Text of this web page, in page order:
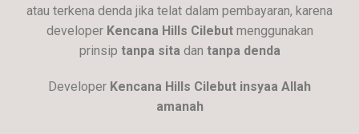
atau terkena denda jika telat dalam pembayaran, karena
developer Kencana Hills Cilebutmenggunakan
prinsip tanpa sita dan tanpa denda
Developer Kencana Hills Cilebut insyaa Allah
amanah